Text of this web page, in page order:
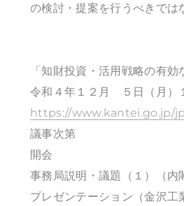
の検討・提案を行うべきでは
「知財投資・活用戦略の有
令和４年１２月 ５日（月）
https://www.kantei.go.jp/
議事次第
開会
事務局説明・議題（１）（内
プレゼンテーション（金沢工